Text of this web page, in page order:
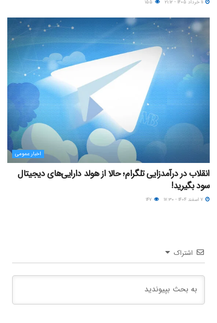
اخبار عمومی
انقلاب در درآمدزایی تلگرام؛ حالا از هولد دارایی‌های دیجیتال
سود بگیرید!
اشتراک